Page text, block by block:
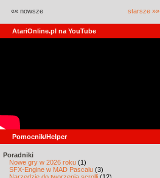
«« nowsze starsze »»
AtariOnline.pl na YouTube
Pomocnik/Helper
Poradniki
Nowe gry w 2026 roku (1)
SFX-Engine w MAD Pascalu (3)